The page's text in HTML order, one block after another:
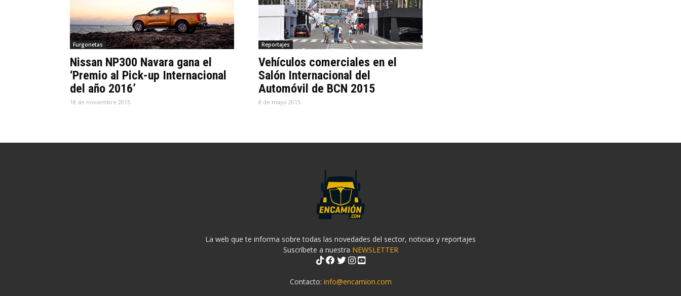
Furgonetas
Nissan NP300 Navara gana el
‘Premio al Pick-up Internacional
del año 2016’
18 de noviembre 2015
Reportajes
Vehículos comerciales en el
Salón Internacional del
Automóvil de BCN 2015
8 de mayo 2015
La web que te informa sobre todas las novedades del sector, noticias y reportajes
Suscríbete a nuestra NEWSLETTER
Contacto: info@encamion.com